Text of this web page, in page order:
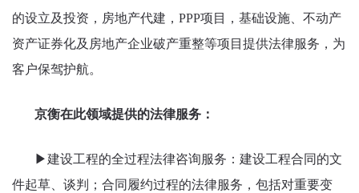
的设立及投资，房地产代建，PPP项目，基础设施、不动产
资产证券化及房地产企业破产重整等项目提供法律服务，为
客户保驾护航。
京衡在此领域提供的法律服务：
▶建设工程的全过程法律咨询服务：建设工程合同的文
件起草、谈判；合同履约过程的法律服务，包括对重要变